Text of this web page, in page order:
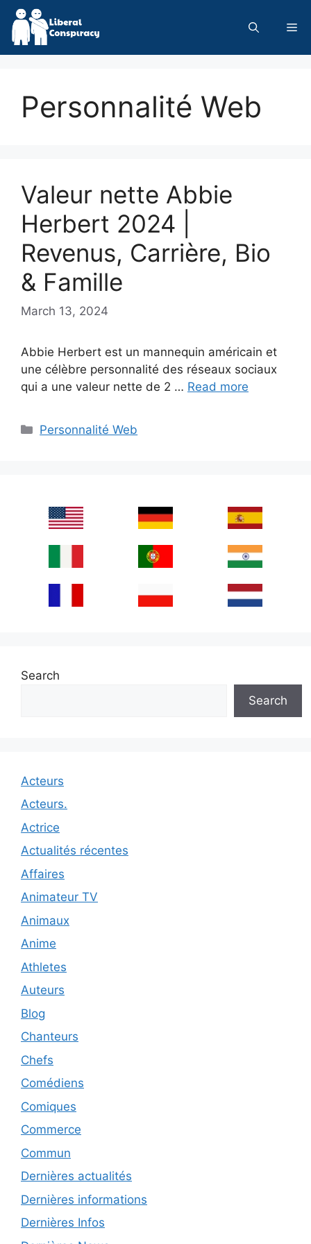
Skip
content
Personnalité Web
Valeur nette Abbie
Herbert 2024 |
Revenus, Carrière, Bio
& Famille
March 13, 2024
Abbie Herbert est un mannequin américain et
une célèbre personnalité des réseaux sociaux
qui a une valeur nette de 2 … Read more
Categories
Personnalité Web
Search
Search
Acteurs
Acteurs.
Actrice
Actualités récentes
Affaires
Animateur TV
Animaux
Anime
Athletes
Auteurs
Blog
Chanteurs
Chefs
Comédiens
Comiques
Commerce
Commun
Dernières actualités
Dernières informations
Dernières Infos